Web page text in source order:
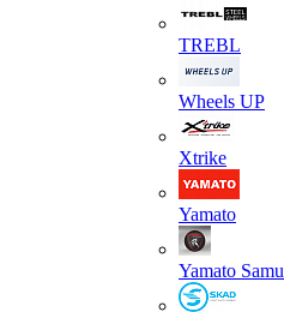
TREBL
Wheels UP
Xtrike
Yamato
Yamato